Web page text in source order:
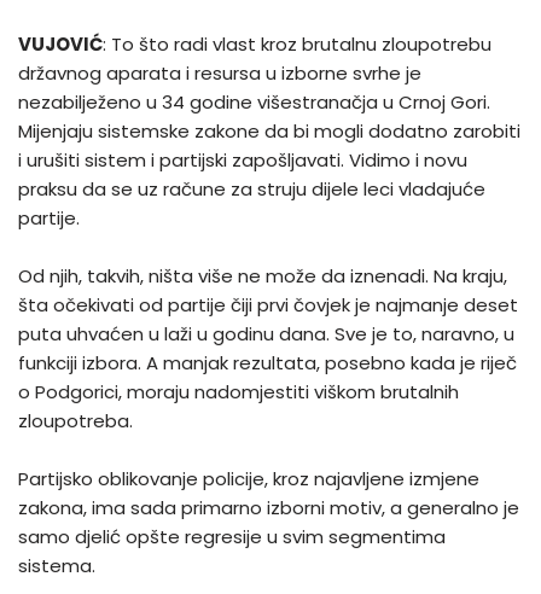
VUJOVIĆ: To što radi vlast kroz brutalnu zloupotrebu
državnog aparata i resursa u izborne svrhe je
nezabilježeno u 34 godine višestranačja u Crnoj Gori.
Mijenjaju sistemske zakone da bi mogli dodatno zarobiti
i urušiti sistem i partijski zapošljavati. Vidimo i novu
praksu da se uz račune za struju dijele leci vladajuće
partije.
Od njih, takvih, ništa više ne može da iznenadi. Na kraju,
šta očekivati od partije čiji prvi čovjek je najmanje deset
puta uhvaćen u laži u godinu dana. Sve je to, naravno, u
funkciji izbora. A manjak rezultata, posebno kada je riječ
o Podgorici, moraju nadomjestiti viškom brutalnih
zloupotreba.
Partijsko oblikovanje policije, kroz najavljene izmjene
zakona, ima sada primarno izborni motiv, a generalno je
samo djelić opšte regresije u svim segmentima
sistema.